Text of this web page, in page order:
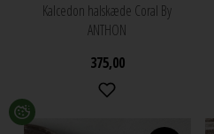
Kalcedon halskæde Coral By
ANTHON
375,00